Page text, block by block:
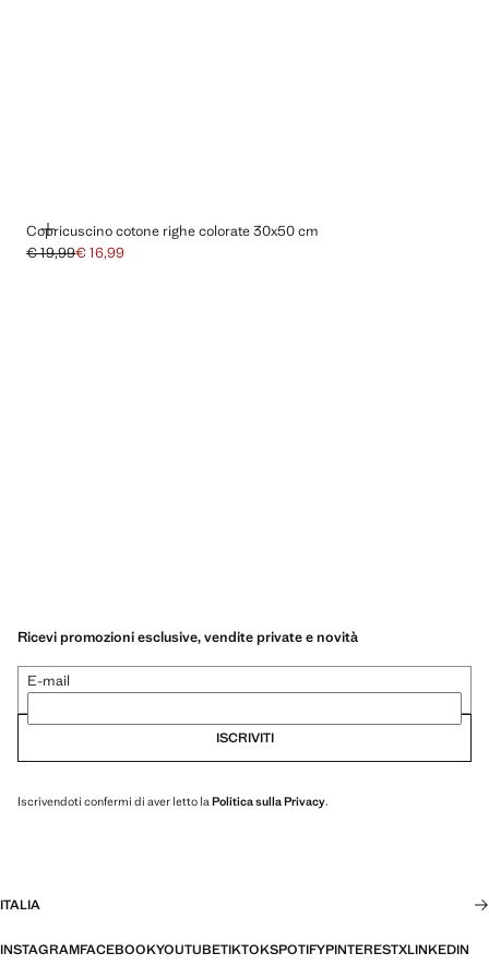
Copricuscino cotone righe colorate 30x50 cm
AGGIUNGI
Prezzo iniziale depennato [€ 19,99 ]
€ 19,99
Prezzo attuale [€ 16,99 ]
€ 16,99
Ricevi promozioni esclusive, vendite private e novità
E-mail
ISCRIVITI
Iscrivendoti confermi di aver letto la Politica sulla Privacy.
ITALIA
INSTAGRAMFACEBOOKYOUTUBETIKTOKSPOTIFYPINTERESTXLINKEDIN